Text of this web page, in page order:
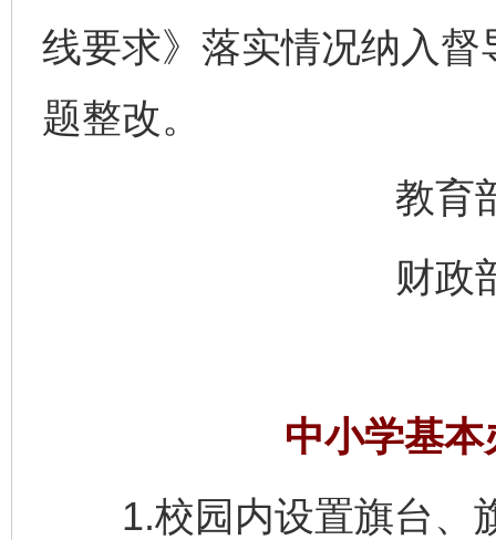
线要求》落实情况纳入
题整改。
教育部
财政部
中小学基
1.校园内设置旗台、